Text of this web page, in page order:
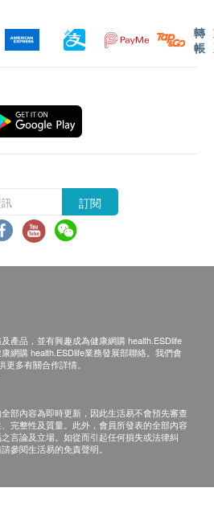
貨品的供應情況再作最後確
未能提供任何訂
網購health.ESDlife有權拒絕接
認簽收，恕不接受退換。
整，如退換之產品有任何殘缺
商有權不受理。
漏查詢，顧客必須保留有效收據
轉
帳
訂閱
產品，並有興趣成為健康網購 health.ESDlife
網購 health.ESDlife業務發展部聯絡。我們會
多有關合作詳情。
部內容為即時更新，因此生活易不會預先審查
完整性及質量。此外，會員所發表的全部內容
言論及立場。如從而引起任何損失或法律糾
參閱生活易的免責聲明。